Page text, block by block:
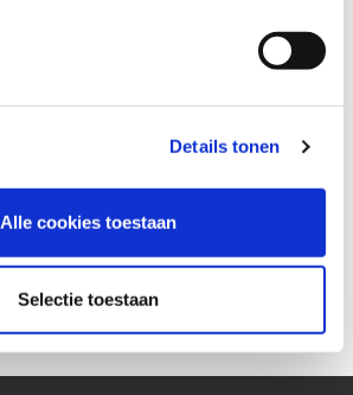
Details tonen
Alle cookies toestaan
Selectie toestaan